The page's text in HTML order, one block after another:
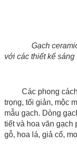
Gạch
với các thiết kế
Các phong cách
trọng, tối giản, mộc
mẫu gạch. Dòng
tiết và hoa văn gạch
gỗ, hoa lá, giả cổ,